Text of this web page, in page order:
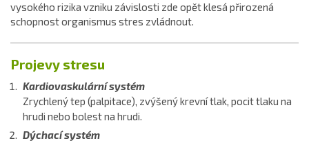
vysokého rizika vzniku závislosti zde opět klesá přirozená
schopnost organismus stres zvládnout.
Projevy stresu
Kardiovaskulární systém
Zrychlený tep (palpitace), zvýšený krevní tlak, pocit tlaku na
hrudi nebo bolest na hrudi.
Dýchací systém